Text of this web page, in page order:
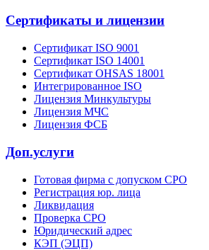
Сертификаты и лицензии
Сертификат ISO 9001
Сертификат ISO 14001
Сертификат OHSAS 18001
Интегрированное ISO
Лицензия Минкультуры
Лицензия МЧС
Лицензия ФСБ
Доп.услуги
Готовая фирма с допуском СРО
Регистрация юр. лица
Ликвидация
Проверка СРО
Юридический адрес
КЭП (ЭЦП)